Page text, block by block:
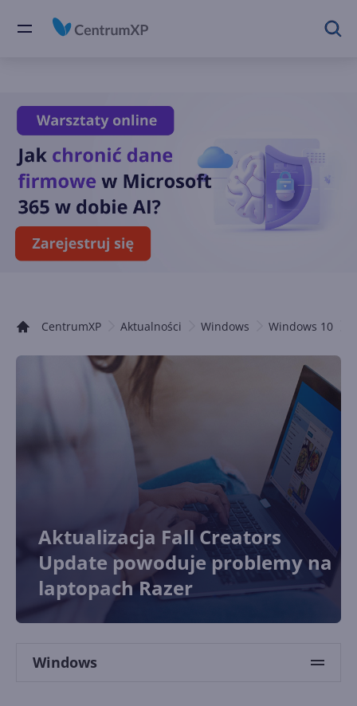
CentrumXP Aktualności Windows Windows 10
Aktualizacja Fall Creators
Update powoduje problemy na
laptopach Razer
Windows